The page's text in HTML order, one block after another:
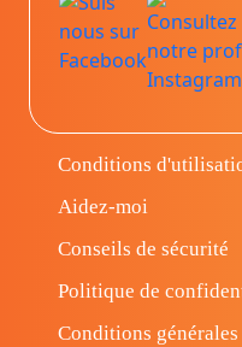
Conditions
Aidez-moi
Conseils de sécurité
Politique de
Conditions générales